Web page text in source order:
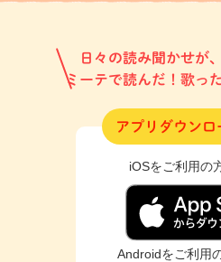
日々の読み聞かせが
ミーテで読んだ！歌っ
アプリダウンロ
iOSをご利用の
Androidをご利用